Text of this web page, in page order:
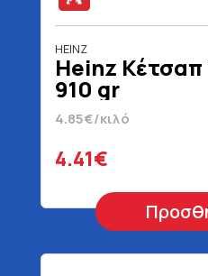
HEINZ
Heinz Κέτσαπ
910 gr
4.85€/κιλό
4.41€